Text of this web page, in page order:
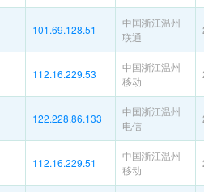
101.69.128.51
中国浙江温州
联通
112.16.229.53
中国浙江温州
移动
122.228.86.133
中国浙江温州
电信
112.16.229.51
中国浙江温州
移动